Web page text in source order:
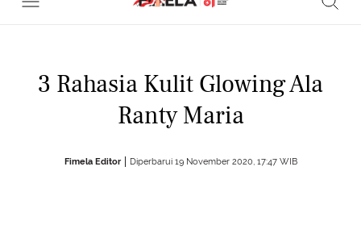
3 Rahasia Kulit Glowing Ala
Ranty Maria
Fimela Editor Diperbarui 19 November 2020, 17:47 WIB